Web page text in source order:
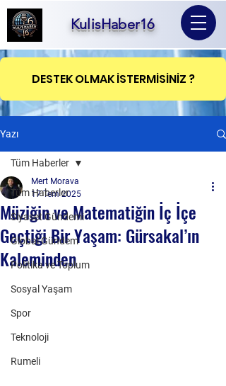
KulisHaber16
DESTEK OLMAK İSTERMİSİNİZ ?
Yazı
Tüm Haberler
Siyaset Gündemi
Global Gündem
Politika ve Toplum
Sosyal Yaşam
Spor
Teknoloji
Rumeli
Tüm Haberler
Müziğin ve Matematiğin İç İçe
Geçtiği Bir Yaşam: Gürsakal’ın
Kaleminden
Mert Morava
17 Tem 2025